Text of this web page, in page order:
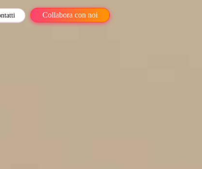
Collabora con noi